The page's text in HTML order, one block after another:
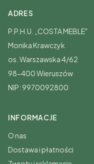
ADRES
P.P.H.U. „COSTA MEBLE"
Monika Krawczyk
os. Warszawska 4/62
98-400 Wieruszów
NIP: 9970092800
INFORMACJE
O nas
Dostawa i płatności